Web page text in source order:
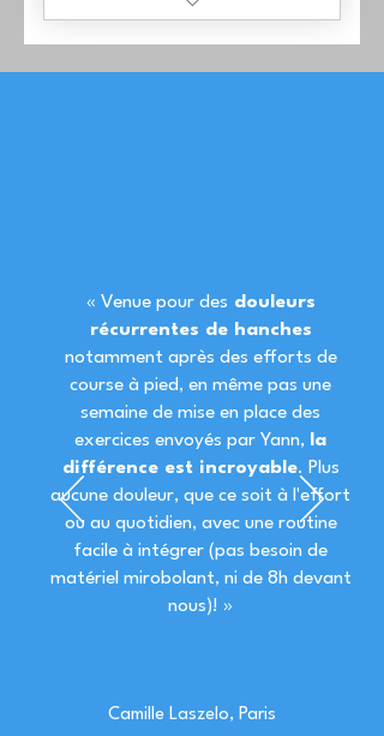
« Venue pour des douleurs
récurrentes de hanches
notamment après des efforts de
course à pied, en même pas une
semaine de mise en place des
exercices envoyés par Yann,
la
différence est incroyable. Plus
aucune douleur, que ce soit à l'effort
ou au quotidien, avec une routine
facile à intégrer (pas besoin de
matériel mirobolant, ni de 8h devant
nous)! »
Camille Laszelo, Paris